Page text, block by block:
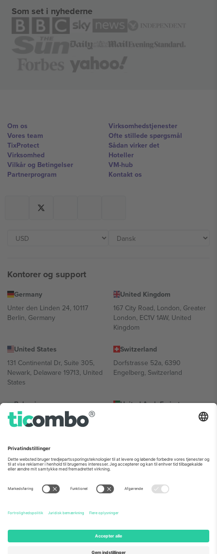
Som set i nyhederne
Om os
Vores team
TixProtect
Virksomhed
Vilkår og Betingelser
Partnerprogram
Virksomhedstjenester
Ofte stillede spørgsmål
Sådan virker det
Hoteller
VM-hub
Kontakt os
Kontorer og support
Germany
Unter den Linden 24, 10117
Berlin, Germany
United Kingdom
167 City Road, London, Greater
London, EC1V 1AW, United
Kingdom
United States
131 Continental Dr, Suite 305,
Newark, Delaware 19713, United
States
Switzerland
Dorfstrasse 52a, 6390
Engelberg, Switzerland
Bulgaria
Regus Sofia City West, bul
Totleben 53-55, 1606 Sofia,
United Arab Emirates
UAE Dubai Silicon Oasis, DDP
Mexico
Av Chapultepec 360, Roma
Norte, Cuauhtémoc, 06700
Ciudad de México, CDMX,
sted, begivenhed og/eller domæne. For detaljer se den specifikke
begivenhedsside, tryk og vilkår.,Virksomhed
Ticombo. Alle rettigheder forbeholdes.